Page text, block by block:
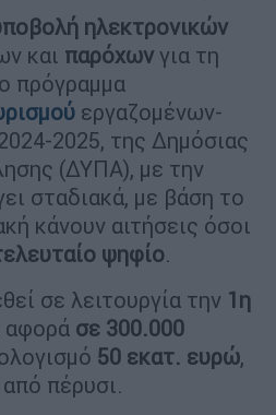
ηλεκτρονικών
και παρόχων για τη
πρόγραμμα
εργαζομένων-
2025, της Δημόσιας
(ΔΥΠΑ), με την
σταδιακά, με βάση το
κάνουν αιτήσεις όσοι
ψηφίο.
σε λειτουργία την 1η
αφορά σε 300.000
50 εκατ. ευρώ,
από πέρυσι.